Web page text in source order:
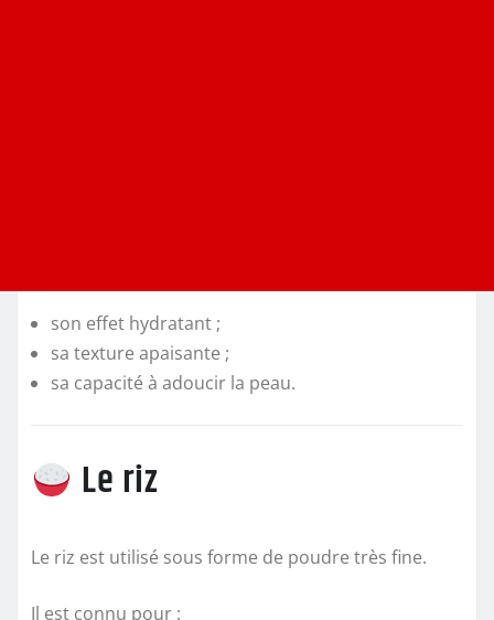
son effet hydratant ;
sa texture apaisante ;
sa capacité à adoucir la peau.
Le riz
Le riz est utilisé sous forme de poudre très fine.
Il est connu pour :